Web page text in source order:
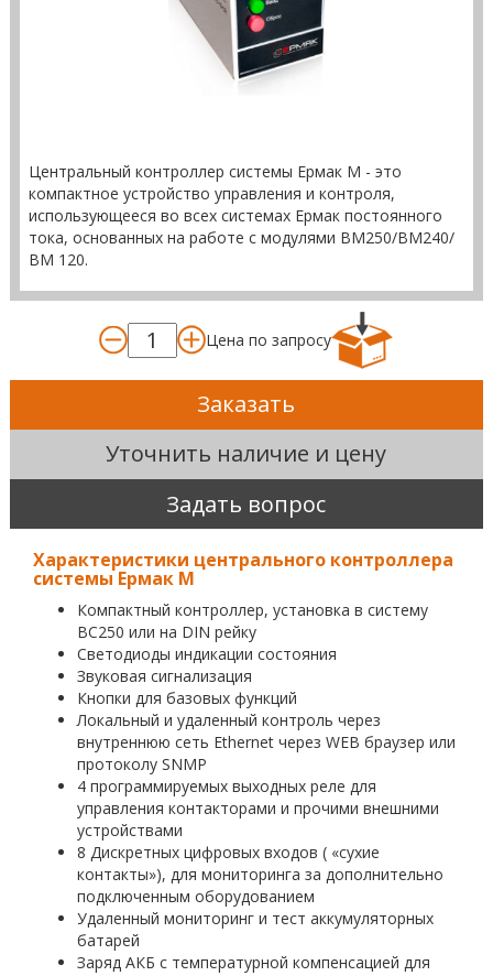
Центральный контроллер системы Ермак М - это
компактное устройство управления и контроля,
использующееся во всех системах Ермак постоянного
тока, основанных на работе с модулями ВМ250/ВМ240/
ВМ 120.
Цена по запросу
Заказать
Уточнить наличие и цену
Задать вопрос
Характеристики центрального контроллера
системы Ермак М
Компактный контроллер, установка в систему
ВС250 или на DIN рейку
Светодиоды индикации состояния
Звуковая сигнализация
Кнопки для базовых функций
Локальный и удаленный контроль через
внутреннюю сеть Ethernet через WEB браузер или
протоколу SNMP
4 программируемых выходных реле для
управления контакторами и прочими внешними
устройствами
8 Дискретных цифровых входов ( «сухие
контакты»), для мониторинга за дополнительно
подключенным оборудованием
Удаленный мониторинг и тест аккумуляторных
батарей
Заряд АКБ с температурной компенсацией для